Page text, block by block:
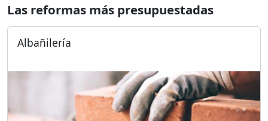
Las reformas más presupuestadas
Albañilería